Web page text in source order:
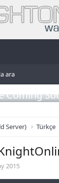
ara
Coming
Server) Türkçe
2015